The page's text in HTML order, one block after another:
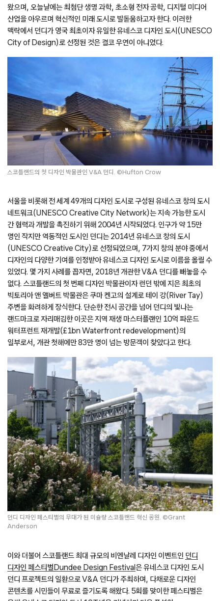
왔으며, 오늘날에는 최첨단 생명 과학, 초소형 전자 공학, 디지털 미디어
산업을 아우르며 혁신적인 미래 도시로 발돋움하고자 한다. 이러한
맥락에서 던디가 영국 최초이자 유일한 유네스코 디자인 도시(UNESCO
City of Design)로 선정된 것은 결코 우연이 아니었다.
스코틀랜드의 첫 디자인 박물관인 V&A 던디. ©Hufton Crow
서울을 비롯해 전 세계 49개의 디자인 도시로 구성된 유네스코 창의 도시
네트워크(UNESCO Creative City Network)는 지속 가능한 도시
간 협력과 개발을 촉진하기 위해 2004년 시작되었다. 인구가 약 15만
명인 작지만 역동적인 도시인 던디는 2014년 유네스코 창의 도시
(UNESCO Creative City)로 선정되었으며, 7가지 창의 분야 중에서
디자인의 다양한 기여를 인정받아 유네스코 디자인 도시로 이름을 올릴 수
있었다. 몇 가지 사례를 꼽자면, 2018년 개관한 V&A 던디를 빼놓을 수
없다. 스코틀랜드의 첫 번째 디자인 박물관이자 런던 밖에 지은 최초의
빅토리아 앤 앨버트 박물관은 쿠마 켄고의 설계로 테이 강(River Tay)
주변을 화려하게 장식한다. 단순한 전시 공간을 넘어 던디의 빛나는
랜드마크로 자리매김한 이곳은 지역 재생 마스터플랜인 10억 파운드
워터프런트 재개발(£1bn Waterfront redevelopment)의
일부로서, 개관 첫해에만 83만 명이 넘는 방문객이 찾았다고 한다.
던디 디자인 페스티벌의 무대가 된 미슐랑 스코틀랜드 혁신 공원. ©Grant
Anderson
이와 더불어 스코틀랜드 최대 규모의 비엔날레 디자인 이벤트인 던디
디자인 페스티벌Dundee Design Festival은 유네스코 디자인 도시
던디 프로젝트의 일환으로 V&A 던디가 주최하며, 다채로운 디자인
콘텐츠를 시민들이 무료로 즐기도록 해왔다. 5회를 맞이한 페스티벌은